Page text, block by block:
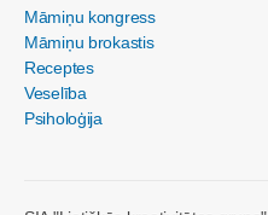
Māmiņu kongress
Māmiņu brokastis
Receptes
Veselība
Psiholoģija